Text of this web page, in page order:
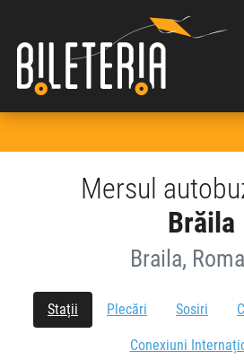
Mersul
Brăila
Braila,
Stații Plecări Sosiri
Conexiuni